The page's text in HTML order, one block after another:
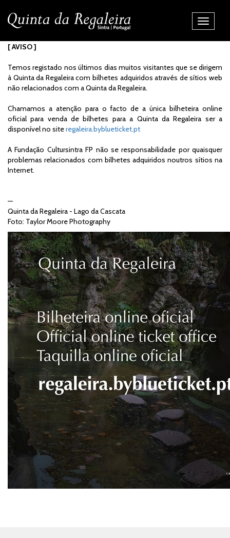
Alternar
[ AVISO ]
Temos registado nos últimos dias muitos visitantes que se dirigem
à Quinta da Regaleira com bilhetes adquiridos através de sítios web
não relacionados com a Quinta da Regaleira.
Chamamos a atenção para o facto de a única bilheteira online
oficial para venda de bilhetes para a Quinta da Regaleira ser a
disponível no siteregaleira.byblueticket.pt
A Fundação Cultursintra FP não se responsabilidade por quaisquer
problemas relacionados com bilhetes adquiridos noutros sítios na
Internet.
—
Quinta da Regaleira - Lago da Cascata
Foto: Taylor Moore Photography